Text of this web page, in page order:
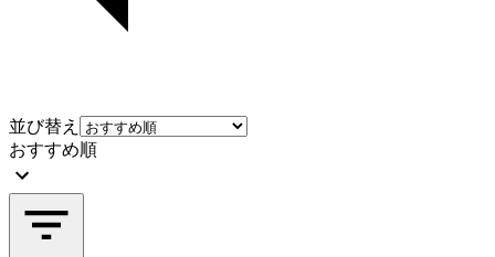
並び替え
おすすめ順